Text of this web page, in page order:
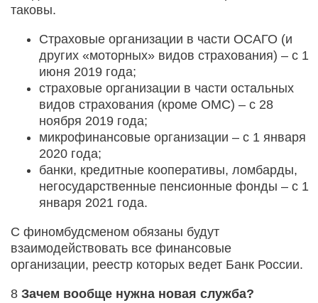
таковы.
Страховые организации в части ОСАГО (и
других «моторных» видов страхования) – с 1
июня 2019 года;
страховые организации в части остальных
видов страхования (кроме ОМС) – с 28
ноября 2019 года;
микрофинансовые организации – с 1 января
2020 года;
банки, кредитные кооперативы, ломбарды,
негосударственные пенсионные фонды – с 1
января 2021 года.
С финомбудсменом обязаны будут
взаимодействовать все финансовые
организации, реестр которых ведет Банк России.
8 Зачем вообще нужна новая служба?